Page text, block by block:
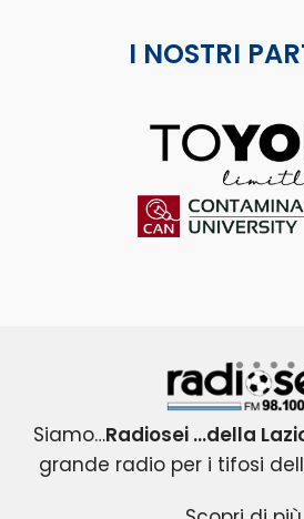
I NOSTRI
Siamo…Radiosei …della
grande radio per i tifosi